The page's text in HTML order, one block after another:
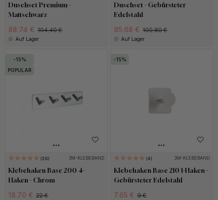
Duschset Premium -
Mattschwarz
88.74 € 104.40 €
Auf Lager
Duschset - Gebürsteter
Edelstahl
85.68 € 100.80 €
Auf Lager
15
POPULAR
26 3M-KLEBEBAND
Klebehaken Base 200 4-
Haken - Chrom
18.70 € 22 €
15
4 3M-KLEBEBAND
Klebehaken Base 210 1-Haken -
Gebürsteter Edelstahl
7.65 € 9 €